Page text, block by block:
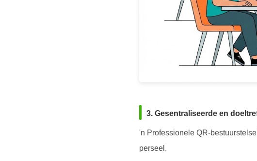
3. Gesentraliseerde en
'n Professionele QR-
perseel.